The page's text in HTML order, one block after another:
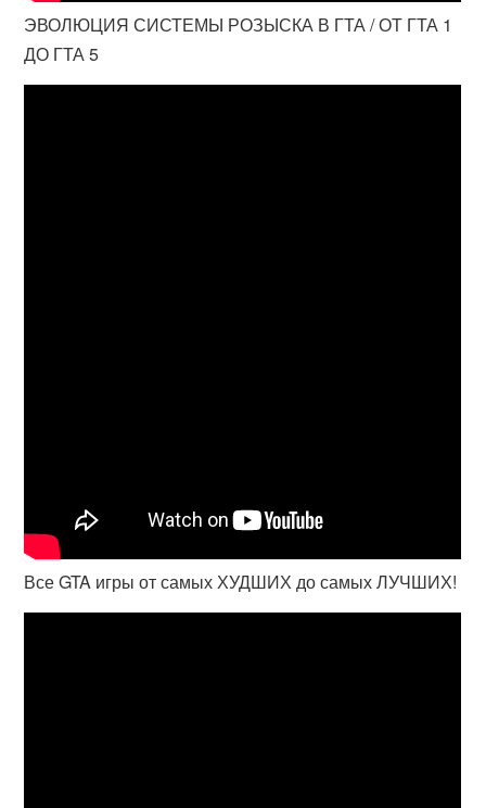
ЭВОЛЮЦИЯ СИСТЕМЫ РОЗЫСКА В ГТА / ОТ ГТА 1
ДО ГТА 5
Все GTA игры от самых ХУДШИХ до самых ЛУЧШИХ!